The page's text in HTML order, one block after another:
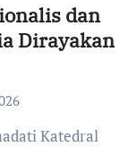
dan
Dirayakan